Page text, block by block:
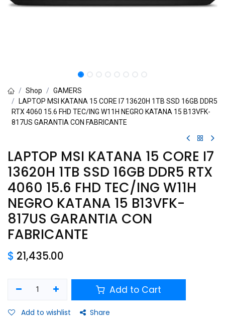
Shop
GAMERS
LAPTOP MSI KATANA 15 CORE I7 13620H 1TB SSD 16GB DDR5
RTX 4060 15.6 FHD TEC/ING W11H NEGRO KATANA 15 B13VFK-
817US GARANTIA CON FABRICANTE
LAPTOP MSI KATANA 15 CORE I7
13620H 1TB SSD 16GB DDR5 RTX
4060 15.6 FHD TEC/ING W11H
NEGRO KATANA 15 B13VFK-
817US GARANTIA CON
FABRICANTE
$ 21,435.00
Add to Cart
Add to wishlist Share